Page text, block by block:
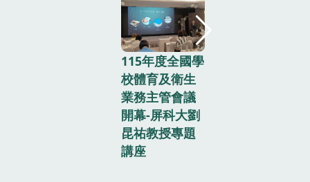
115年度全國學
校體育及衛生
業務主管會議
開幕-屏科大劉
昆祐教授專題
講座